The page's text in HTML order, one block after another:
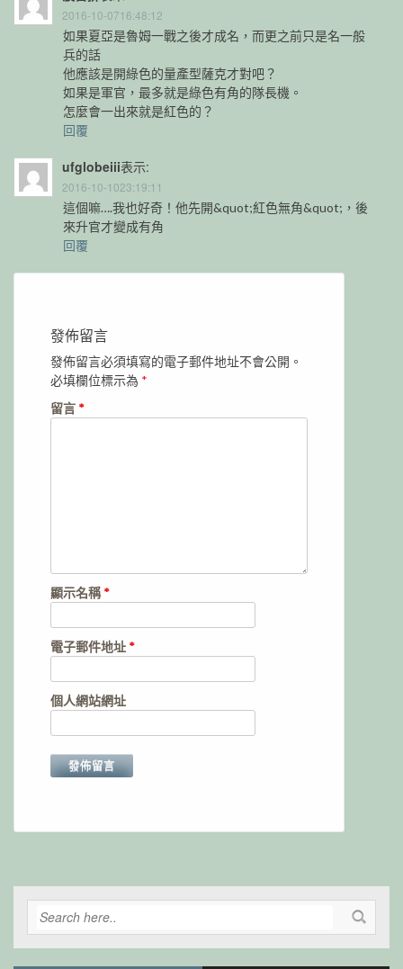
2016-10-0716:48:12
如果夏亞是魯姆一戰之後才成名，而更之前只是名一般
兵的話
他應該是開綠色的量產型薩克才對吧？
如果是軍官，最多就是綠色有角的隊長機。
怎麼會一出來就是紅色的？
回覆
ufglobeiii表示:
2016-10-1023:19:11
這個嘛….我也好奇！他先開&quot;紅色無角&quot;，後
來升官才變成有角
回覆
發佈留言
發佈留言必須填寫的電子郵件地址不會公開。
必填欄位標示為 *
留言 *
顯示名稱*
電子郵件地址 *
個人網站網址